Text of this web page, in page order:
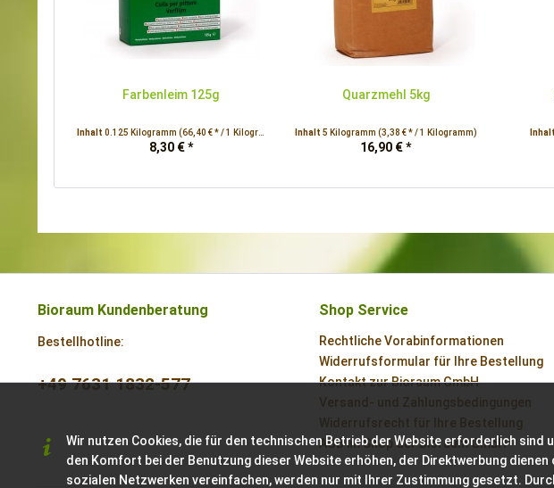
Farbenleim 125g
Inhalt 0.125 Kilogramm (66,40 € * / 1 Kilogramm)
8,30 € *
Quarzmehl 5kg
Inhalt 5 Kilogramm (3,38 € * / 1 Kilogramm)
16,90 € *
Bioraum Kundenberatung
Bestellhotline:
+49 7631 1832-577
Shop Service
Rechtliche Vorabinformationen
Widerrufsformular für Ihre Bestellung
Kontakt zur Bioraum GmbH
Versand- und Zahlungsbedingungen
Widerrufsrecht für Ihre Bestellung
AGB im Shop der Bioraum GmbH
Wir nutzen Cookies, die für den technischen Betrieb der Website erforderlich sind
den Komfort bei der Benutzung dieser Website erhöhen, der Direktwerbung
sozialen Netzwerken vereinfachen, werden nur mit Ihrer Zustimmung gesetzt.